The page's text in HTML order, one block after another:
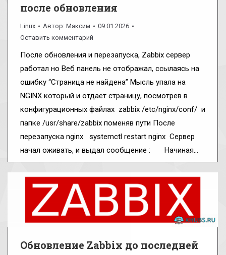
после обновления
Linux Автор: Максим
09.01.2026
Оставить комментарий
После обновления и перезапуска, Zabbix сервер
работал но Веб панель не отображал, ссылаясь на
ошибку “Страница не найдена” Мысль упала на
NGINX который и отдает страницу, посмотрев в
конфигурационных файлах zabbix /etc/nginx/conf/ и
папке /usr/share/zabbix поменяв пути После
перезапуска nginx systemctl restart nginx Сервер
начал оживать, и выдал сообщение : Начиная…
Обновление Zabbix до последней